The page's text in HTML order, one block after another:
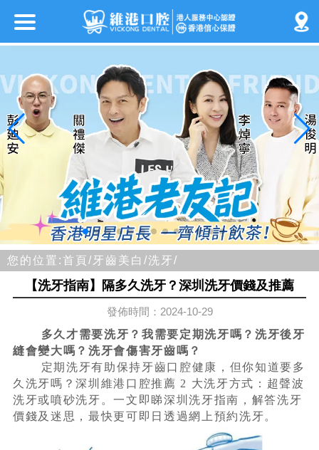
您的位置:首頁/ 牙齒美白/洗牙/
【洗牙指南】隔多久洗牙？深圳洗牙價錢及推薦
發佈時間：2024-10-29
多久才需要洗牙？我需要定期洗牙嗎？洗牙後牙
縫會變大嗎？洗牙會傷害牙齒嗎？
定期洗牙有助保持牙齒口腔健康，但你知道要多
久洗牙嗎？深圳維港口腔推薦 2 大洗牙方式：超聲波
洗牙或噴砂洗牙。一文即睇深圳洗牙指南，解答洗牙
價錢及迷思，最快更可即日透過網上預約洗牙。